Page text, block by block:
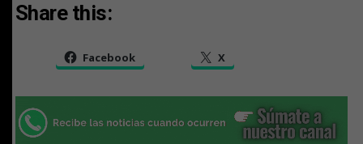
Share this:
Facebook X